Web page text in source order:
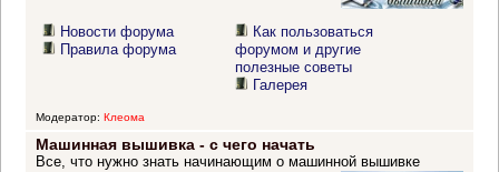
Новости форума
Правила форума
Как пользоваться
форумом и другие
полезные советы
Галерея
Модератор: Клеома
Машинная вышивка - с чего начать
Все, что нужно знать начинающим о машинной вышивке